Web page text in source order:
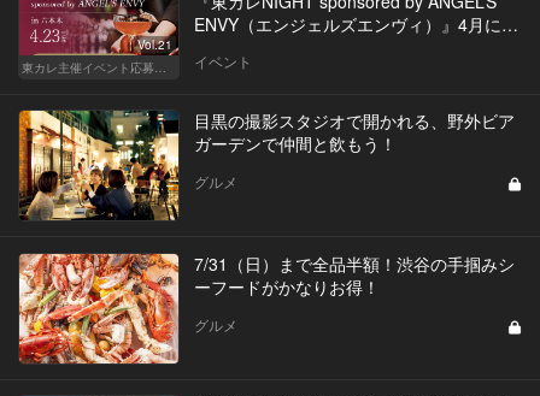
Vol.21
東カレ主催イベント応募詳細記事一覧
ENVY（エンジェルズエンヴィ）』4月に開
イベント
目黒の撮影スタジオで開かれる、野外ビア
ガーデンで仲間と飲もう！
グルメ
7/31（日）まで全品半額！渋谷の手掴みシ
ーフードがかなりお得！
グルメ